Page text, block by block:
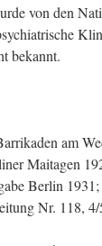
von den
bekannt.
am
Maitagen
Berlin 1931;
Nr. 118,